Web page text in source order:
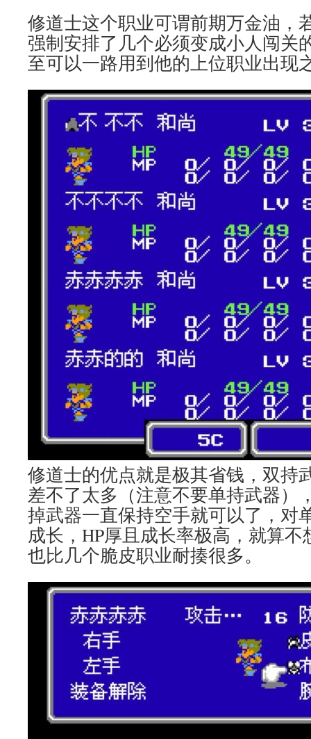
修道士这个职业可谓前期万金油，
强制安排了几个必须变成小人闯关
至可以一路用到他的上位职业出现
修道士的优点就是极其省钱，双持
差不了太多（注意不要单持武器）
掉武器一直保持空手就可以了，对
成长，HP厚且成长率极高，就算
也比几个脆皮职业耐揍很多。